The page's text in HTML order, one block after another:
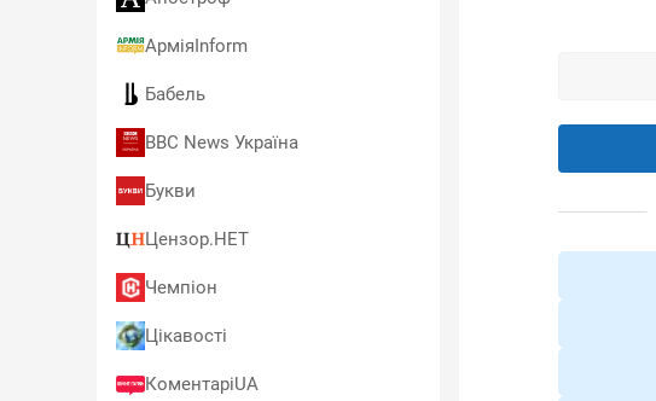
АрміяInform
Бабель
BBC News Україна
Букви
Цензор.НЕТ
Чемпіон
Цікавості
КоментаріUA